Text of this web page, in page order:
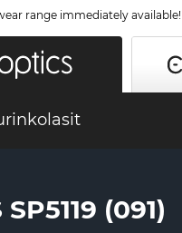
range immediately available!
(091)